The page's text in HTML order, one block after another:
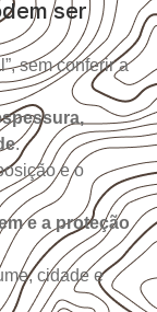
ser
sem conferir a
.
e o
e a proteção
cidade e